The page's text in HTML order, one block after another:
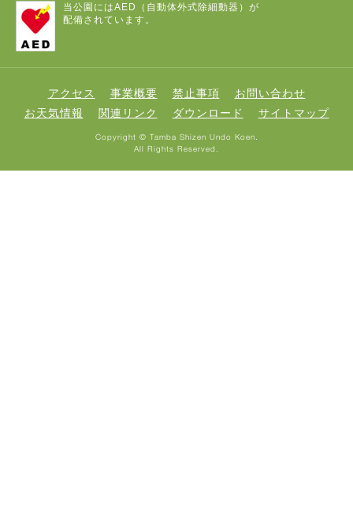
当公園にはAED（自動体外式除細動器）が
配備されています。
アクセス 事業概要 禁止事項
お問い合わせ
お天気情報
関連リンク ダウンロード サイトマップ
Copyright © Tamba Shizen Undo Koen.
All Rights Reserved.